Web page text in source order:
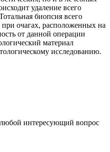
удаление всего
биопсия всего
при очагах, расположенных на
от данной операции
материал
исследованию.
интересующий вопрос